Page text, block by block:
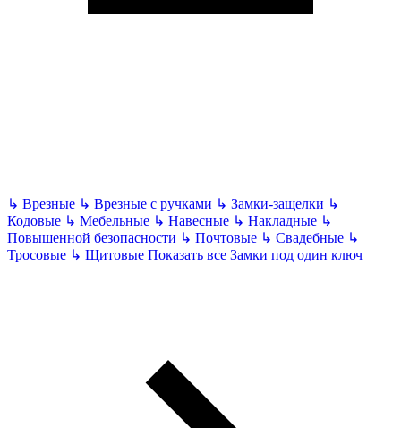
↳ Врезные ↳ Врезные с ручками ↳ Замки-защелки ↳
Кодовые ↳ Мебельные ↳ Навесные ↳ Накладные ↳
Повышенной безопасности ↳ Почтовые ↳ Свадебные ↳
Тросовые ↳ Щитовые Показать все Замки под один ключ